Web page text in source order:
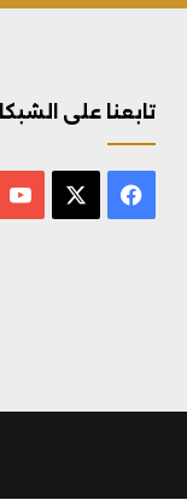
تابعنا على
فيسبوك